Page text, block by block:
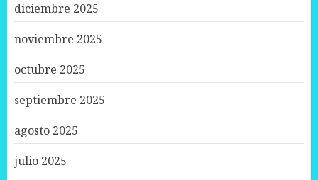
diciembre 2025
noviembre 2025
octubre 2025
septiembre 2025
agosto 2025
julio 2025